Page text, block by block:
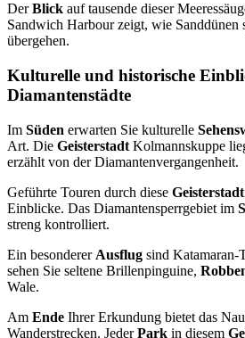
DerBlick auf tausende dieser
Sandwich Harbour zeigt, wie Sanddünen
übergehen.
Kulturelle und historische
Diamantenstädte
Im Süden erwarten Sie kulturelle
Art. Die Geisterstadt Kolmannskuppe
erzählt von der Diamantenvergangenheit.
Geführte Touren durch diese Geisterstadt
Einblicke. Das Diamantensperrgebiet im
streng kontrolliert.
Ein besonderer Ausflug sind Katamaran-
sehen Sie seltene Brillenpinguine,
Wale.
Am Ende Ihrer Erkundung bietet das
Wanderstrecken. JederPark in diesem